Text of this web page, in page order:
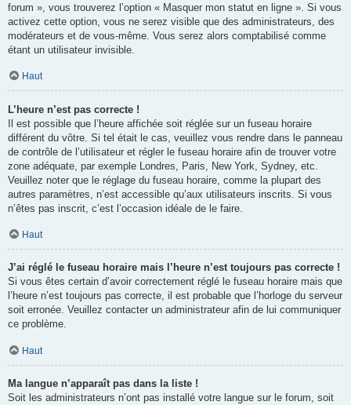
forum », vous trouverez l’option « Masquer mon statut en ligne ». Si vous
activez cette option, vous ne serez visible que des administrateurs, des
modérateurs et de vous-même. Vous serez alors comptabilisé comme
étant un utilisateur invisible.
Haut
L’heure n’est pas correcte !
Il est possible que l’heure affichée soit réglée sur un fuseau horaire
différent du vôtre. Si tel était le cas, veuillez vous rendre dans le panneau
de contrôle de l’utilisateur et régler le fuseau horaire afin de trouver votre
zone adéquate, par exemple Londres, Paris, New York, Sydney, etc.
Veuillez noter que le réglage du fuseau horaire, comme la plupart des
autres paramètres, n’est accessible qu’aux utilisateurs inscrits. Si vous
n’êtes pas inscrit, c’est l’occasion idéale de le faire.
Haut
J’ai réglé le fuseau horaire mais l’heure n’est toujours pas correcte !
Si vous êtes certain d’avoir correctement réglé le fuseau horaire mais que
l’heure n’est toujours pas correcte, il est probable que l’horloge du serveur
soit erronée. Veuillez contacter un administrateur afin de lui communiquer
ce problème.
Haut
Ma langue n’apparaît pas dans la liste !
Soit les administrateurs n’ont pas installé votre langue sur le forum, soit